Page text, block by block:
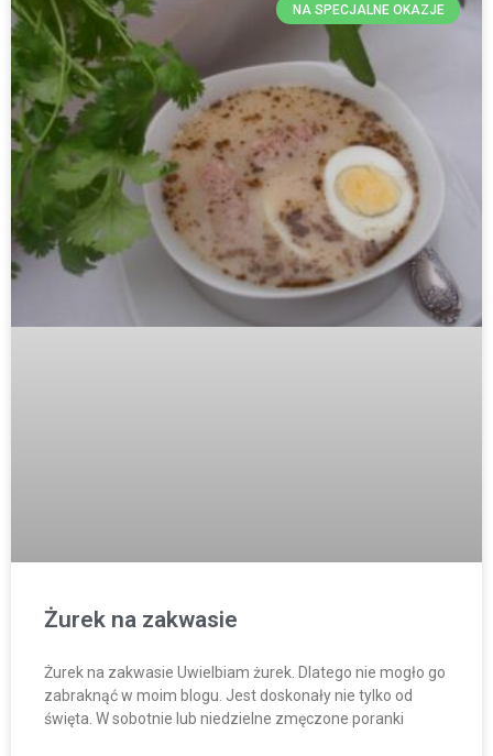
NA SPECJALNE OKAZJE
Żurek na zakwasie
Żurek na zakwasie Uwielbiam żurek. Dlatego nie mogło go
zabraknąć w moim blogu. Jest doskonały nie tylko od
święta. W sobotnie lub niedzielne zmęczone poranki